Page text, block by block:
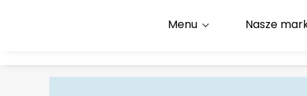
Infolinia:
+48 500 600
Menu Nasze